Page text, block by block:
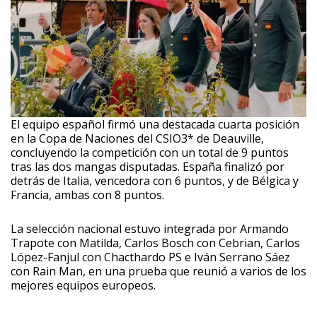
El equipo español firmó una destacada cuarta posición
en la Copa de Naciones del CSIO3* de Deauville,
concluyendo la competición con un total de 9 puntos
tras las dos mangas disputadas. España finalizó por
detrás de Italia, vencedora con 6 puntos, y de Bélgica y
Francia, ambas con 8 puntos.
La selección nacional estuvo integrada por Armando
Trapote con Matilda, Carlos Bosch con Cebrian, Carlos
López-Fanjul con Chacthardo PS e Iván Serrano Sáez
con Rain Man, en una prueba que reunió a varios de los
mejores equipos europeos.